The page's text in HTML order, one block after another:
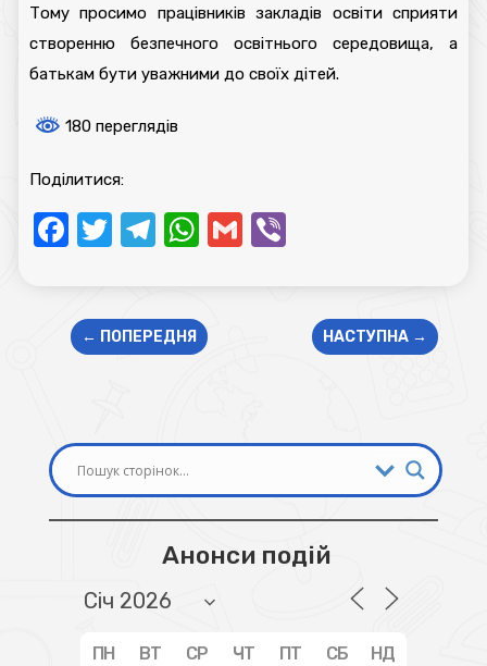
Тому просимо працівників закладів освіти сприяти
створенню безпечного освітнього середовища, а
батькам бути уважними до своїх дітей.
180 переглядів
Поділитися:
Facebook
Twitter
Telegram
WhatsApp
GmailViber
← ПОПЕРЕДНЯ НАСТУПНА →
Анонси подій
ПН ВТ СР ЧТ ПТ СБ НД